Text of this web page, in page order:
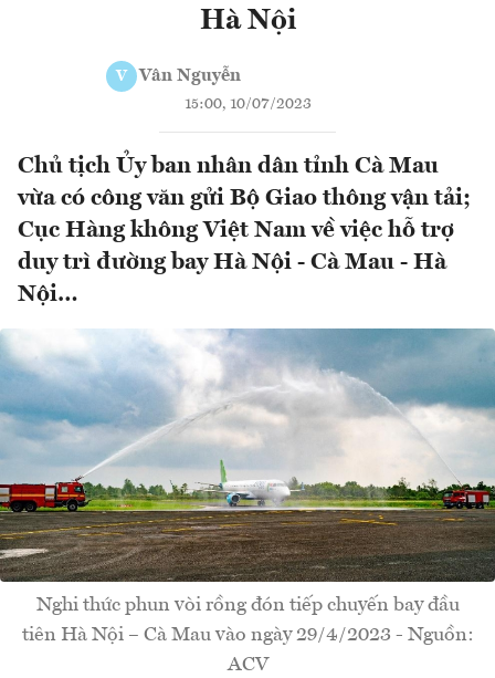
Hà Nội
V Vân Nguyễn
15:00, 10/07/2023
Chủ tịch Ủy ban nhân dân tỉnh Cà Mau
vừa có công văn gửi Bộ Giao thông vận tải;
Cục Hàng không Việt Nam về việc hỗ trợ
duy trì đường bay Hà Nội - Cà Mau - Hà
Nội…
Nghi thức phun vòi rồng đón tiếp chuyến bay đầu
tiên Hà Nội – Cà Mau vào ngày 29/4/2023 - Nguồn:
ACV